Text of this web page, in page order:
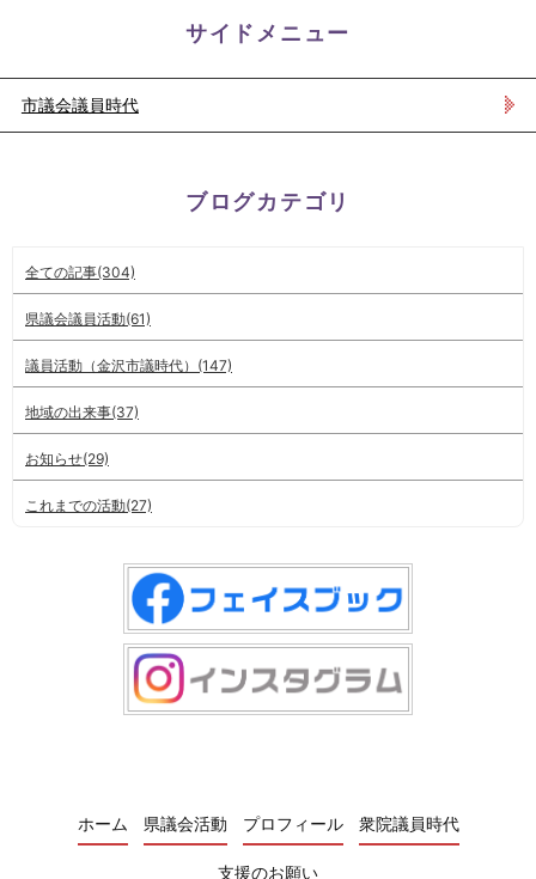
サイドメニュー
市議会議員時代
ブログカテゴリ
全ての記事(304)
県議会議員活動(61)
議員活動（金沢市議時代）(147)
地域の出来事(37)
お知らせ(29)
これまでの活動(27)
ホーム 県議会活動 プロフィール 衆院議員時代
支援のお願い